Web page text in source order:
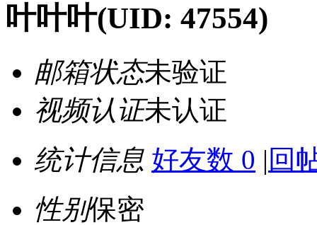
叶叶叶(UID: 47554)
邮箱状态未验证
视频认证未认证
统计信息 好友数 0 | 回
性别保密